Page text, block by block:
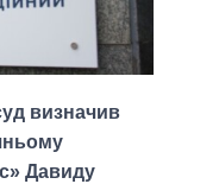
визначив
Давиду